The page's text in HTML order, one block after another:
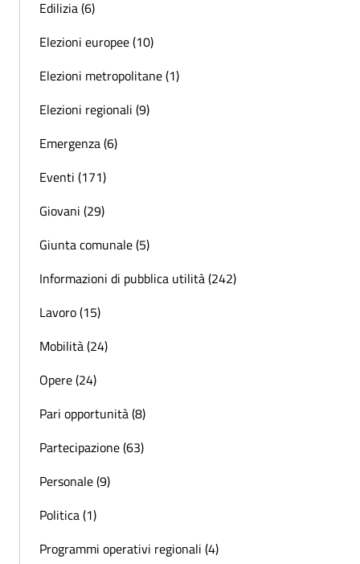
Edilizia (6)
Elezioni europee (10)
Elezioni metropolitane (1)
Elezioni regionali (9)
Emergenza (6)
Eventi (171)
Giovani (29)
Giunta comunale (5)
Informazioni di pubblica utilità (242)
Lavoro (15)
Mobilità (24)
Opere (24)
Pari opportunità (8)
Partecipazione (63)
Personale (9)
Politica (1)
Programmi operativi regionali (4)